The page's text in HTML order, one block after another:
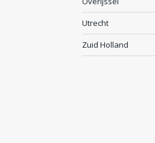
Utrecht
Zuid Holland